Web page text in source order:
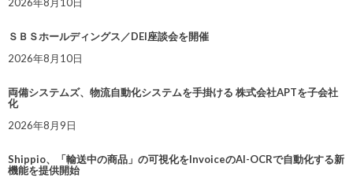
2026年8月10日
ＳＢＳホールディングス／DEI座談会を開催
2026年8月10日
両備システムズ、物流自動化システムを手掛ける 株式会社APTを子会社
化
2026年8月9日
Shippio、「輸送中の商品」の可視化をInvoiceのAI-OCRで自動化する新
機能を提供開始